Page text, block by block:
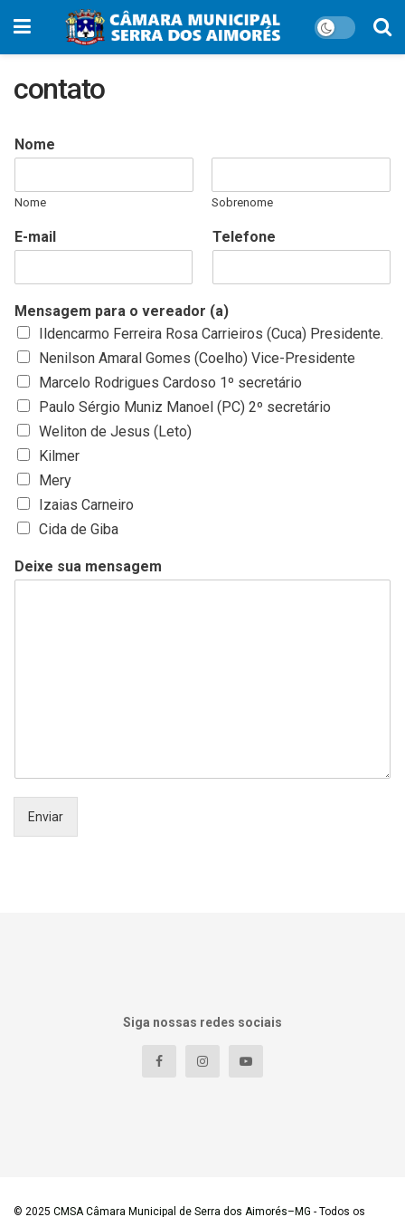
contato
Nome
Nome Sobrenome
E-mail Telefone
Mensagem para o vereador (a)
Ildencarmo Ferreira Rosa Carrieiros (Cuca) Presidente.
Nenilson Amaral Gomes (Coelho) Vice-Presidente
Marcelo Rodrigues Cardoso 1º secretário
Paulo Sérgio Muniz Manoel (PC) 2º secretário
Weliton de Jesus (Leto)
Kilmer
Mery
Izaias Carneiro
Cida de Giba
Deixe sua mensagem
Enviar
Siga nossas redes sociais
© 2025 CMSA Câmara Municipal de Serra dos Aimorés–MG - Todos os